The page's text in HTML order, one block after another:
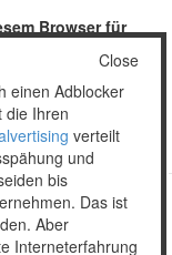
Browser für
Spam.
Close
einen Adblocker
die Ihren
verteilt
und
bis
Das ist
Aber
Interneterfahrung